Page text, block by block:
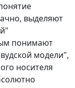
выделяют
понимают
модели",
носителя